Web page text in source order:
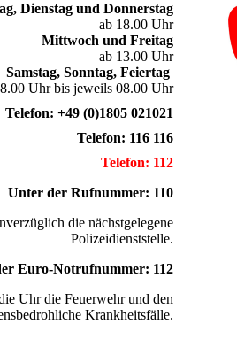
Dienstag und Donnerstag
ab 18.00 Uhr
Mittwoch und Freitag
ab 13.00 Uhr
Samstag, Sonntag, Feiertag
Uhr bis jeweils 08.00 Uhr
Telefon: +49 (0)1805 021021
Telefon: 116 116
Telefon: 112
Unter der Rufnummer: 110
die nächstgelegene
Polizeidienststelle.
Euro-Notrufnummer: 112
Uhr die Feuerwehr und den
Krankheitsfälle.